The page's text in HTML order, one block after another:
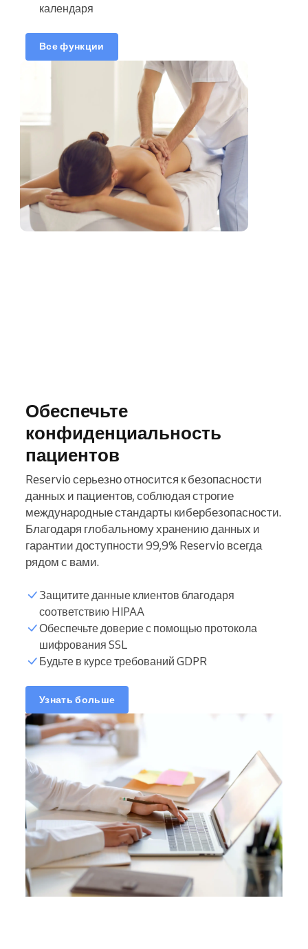
календарь
календаря
Все функции
Обеспечьте
конфиденциальность
пациентов
Reservio серьезно относится к безопасности
данных и пациентов, соблюдая строгие
международные стандарты кибербезопасности.
Благодаря глобальному хранению данных и
гарантии доступности 99,9% Reservio всегда
рядом с вами.
Защитите данные клиентов благодаря
соответствию HIPAA
Обеспечьте доверие с помощью протокола
шифрования SSL
Будьте в курсе требований GDPR
Узнать больше